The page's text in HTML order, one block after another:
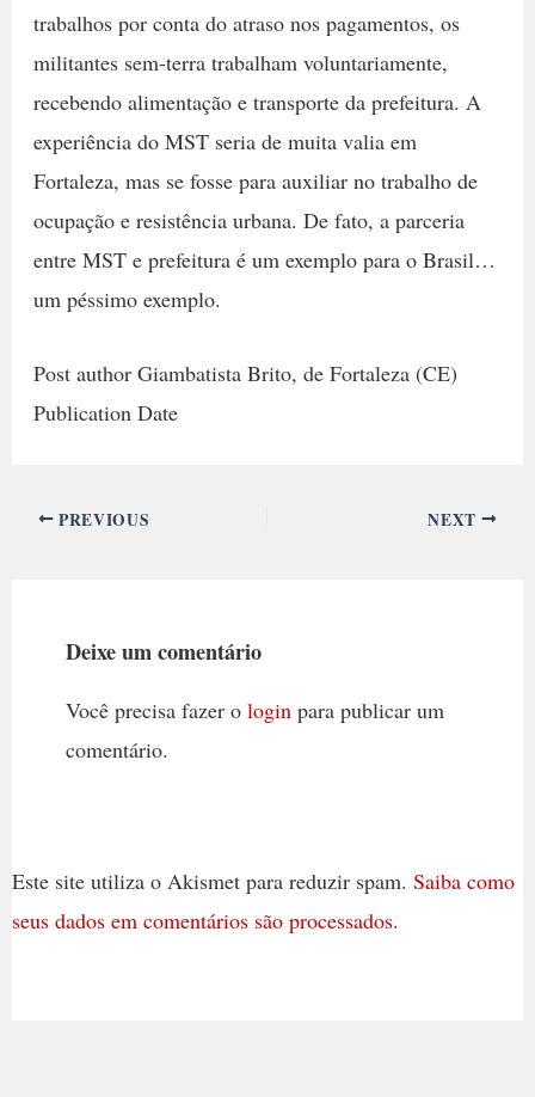
trabalhos por conta do atraso nos pagamentos, os
militantes sem-terra trabalham voluntariamente,
recebendo alimentação e transporte da prefeitura. A
experiência do MST seria de muita valia em
Fortaleza, mas se fosse para auxiliar no trabalho de
ocupação e resistência urbana. De fato, a parceria
entre MST e prefeitura é um exemplo para o Brasil…
um péssimo exemplo.
Post author Giambatista Brito, de Fortaleza (CE)
Publication Date
PREVIOUS NEXT
Deixe um comentário
Você precisa fazer o loginpara publicar um
comentário.
Este site utiliza o Akismet para reduzir spam. Saiba como
seus dados em comentários são processados.